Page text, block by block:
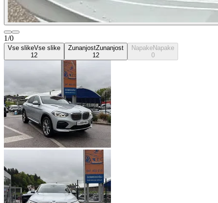
1/0
Vse slikeVse slike
12
ZunanjostZunanjost
12
NapakeNapake
0